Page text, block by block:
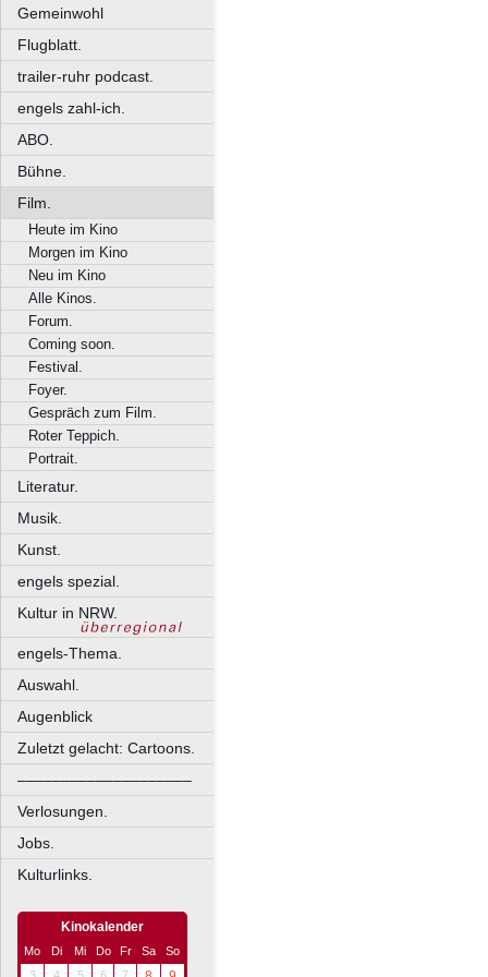
Gemeinwohl
Flugblatt.
trailer-ruhr podcast.
engels zahl-ich.
ABO.
Bühne.
Film.
Heute im Kino
Morgen im Kino
Neu im Kino
Alle Kinos.
Forum.
Coming soon.
Festival.
Foyer.
Gespräch zum Film.
Roter Teppich.
Portrait.
Literatur.
Musik.
Kunst.
engels spezial.
Kultur in NRW.
engels-Thema.
Auswahl.
Augenblick
Zuletzt gelacht: Cartoons.
––––––––––––––––––––
Verlosungen.
Jobs.
Kulturlinks.
Kinokalender
Mo Di Mi Do Fr Sa
So